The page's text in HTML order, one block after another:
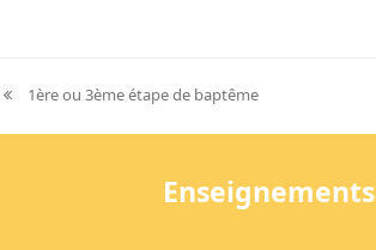
previous
post:
1ère ou 3ème étape de baptême
Enseignements